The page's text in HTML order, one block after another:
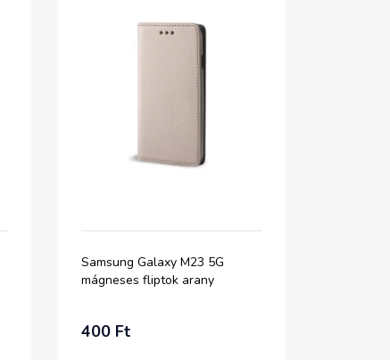
Samsung Galaxy M23 5G
mágneses fliptok arany
400 Ft